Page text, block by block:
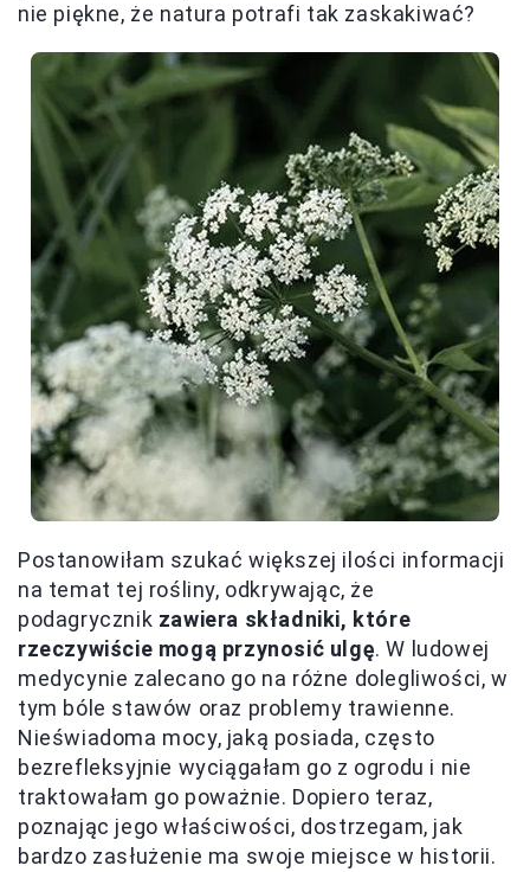
nie piękne, że natura potrafi tak zaskakiwać?
Postanowiłam szukać większej ilości informacji
na temat tej rośliny, odkrywając, że
podagrycznik zawiera składniki, które
rzeczywiście mogą przynosić ulgę. W ludowej
medycynie zalecano go na różne dolegliwości, w
tym bóle stawów oraz problemy trawienne.
Nieświadoma mocy, jaką posiada, często
bezrefleksyjnie wyciągałam go z ogrodu i nie
traktowałam go poważnie. Dopiero teraz,
poznając jego właściwości, dostrzegam, jak
bardzo zasłużenie ma swoje miejsce w historii.